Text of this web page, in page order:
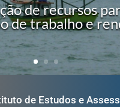
de recursos
de trabalho e
de Estudos e